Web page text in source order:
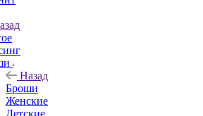
Назад
Броши
Женские
Детские